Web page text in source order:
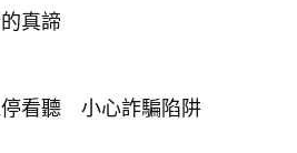
真諦
停看聽 小心詐騙陷阱